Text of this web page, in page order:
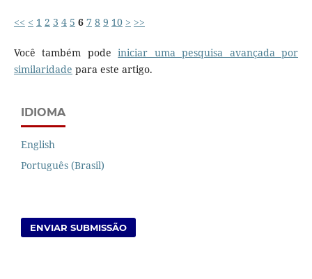
<< < 1 2 3 4 5 6 7 8 9 10 > >>
Você também podeiniciar uma pesquisa avançada por
similaridade para este artigo.
IDIOMA
English
Português (Brasil)
ENVIAR SUBMISSÃO